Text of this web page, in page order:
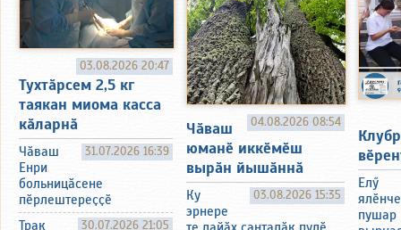
03.08.2026 20:47
Тухтӑрсем 2,5 кг
таякан миома касса
кӑларнӑ
31.07.2026 16:39
Чӑваш
Енри
больницӑсене
пӗрлештереҫҫӗ
30.07.2026 21:05
Трак
04.08.2026 08:54
Чӑваш
юманӗ иккӗмӗш
вырӑн йышӑннӑ
03.08.2026 15:35
Ку
эрнере
Елӳ
ялӗнче
пушар